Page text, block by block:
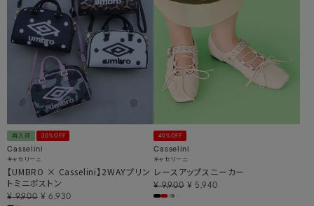
再入荷 30%OFF
Casselini
キャセリーニ
【UMBRO × Casselini】2WAYプリン
トミニボストン
¥ 9,900 ¥ 6,930
40%OFF
Casselini
キャセリーニ
レースアップスニーカー
¥ 9,900 ¥ 5,940